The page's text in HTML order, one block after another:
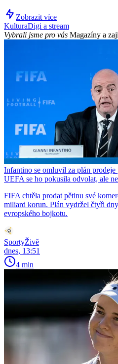
Zobrazit více
KulturaDigi a stream
Vybrali jsme pro vás Magazíny a
Infantino se omluvil za plán
UEFA se ho pokusila odvolat, ale
FIFA chtěla prodat pětinu své
miliard korun. Plán vydržel čtyři
evropského bojkotu.
SportyŽivě
dnes, 13:51
4 min